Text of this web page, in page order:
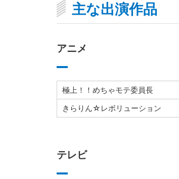
主な出演作品
アニメ
極上！！めちゃモテ委員長
きらりん☆レボリューション
テレビ